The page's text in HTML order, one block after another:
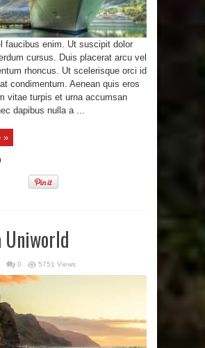
faucibus enim. Ut suscipit dolor
cursus. Duis placerat arcu vel
rhoncus. Ut scelerisque orci id
condimentum. Aenean quis eros
vitae turpis et urna accumsan
dapibus nulla a ...
»
Uniworld
0 5751 Views